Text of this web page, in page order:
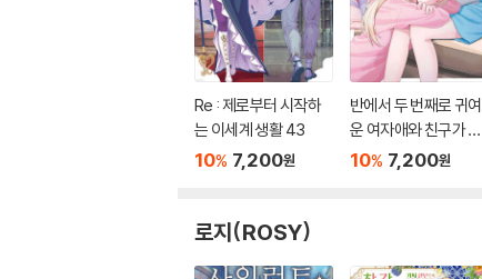
Re : 제로부터 시작하
는 이세계 생활 43
10% 7,200원
반에서 두 번째로 귀여
운 여자애와 친구가 되
었다 7.5
10% 7,200원
로지(ROSY)